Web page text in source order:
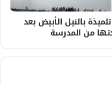
بالنيل الأبيض بعد
من المدرسة